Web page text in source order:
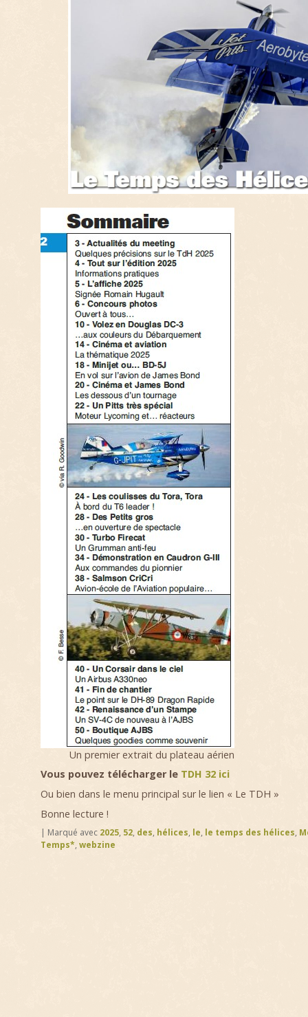
Un premier extrait du plateau aérien
Vous pouvez télécharger le TDH 32 ici
Ou bien dans le menu principal sur le lien « Le TDH »
Bonne lecture !
| Marqué avec 2025, 52, des, hélices, le, le temps des hélices,
Temps*, webzine